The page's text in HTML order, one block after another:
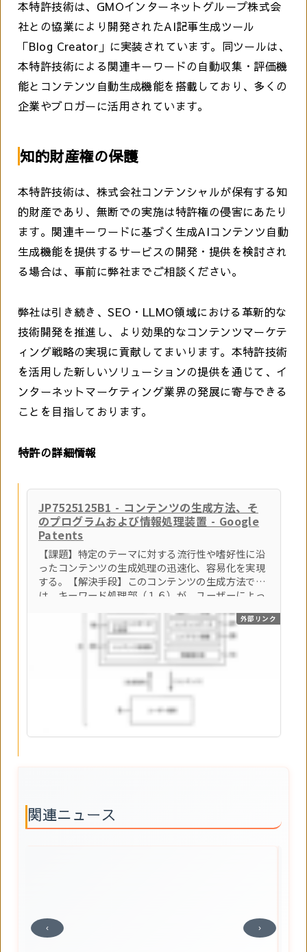
本特許技術は、GMOインターネットグループ株式会
社との協業により開発されたAI記事生成ツール
「Blog Creator」に実装されています。同ツールは、
本特許技術による関連キーワードの自動収集・評価機
能とコンテンツ自動生成機能を搭載しており、多くの
企業やブロガーに活用されています。
知的財産権の保護
本特許技術は、株式会社コンテンシャルが保有する知
的財産であり、無断での実施は特許権の侵害にあたり
ます。関連キーワードに基づく生成AIコンテンツ自動
生成機能を提供するサービスの開発・提供を検討され
る場合は、事前に弊社までご相談ください。
弊社は引き続き、SEO・LLMO領域における革新的な
技術開発を推進し、より効果的なコンテンツマーケテ
ィング戦略の実現に貢献してまいります。本特許技術
を活用した新しいソリューションの提供を通じて、イ
ンターネットマーケティング業界の発展に寄与できる
ことを目指しております。
特許の詳細情報
JP7525125B1 - コンテンツの生成方法、そ
のプログラムおよび情報処理装置 - Google
Patents
【課題】特定のテーマに対する流行性や嗜好性に沿
ったコンテンツの生成処理の迅速化、容易化を実現
する。【解決手段】このコンテンツの生成方法で
は、キーワード処理部（１６）が、ユーザーによっ
ードを収集し、抽出条件に適合する関連ワードを抽
出して生成した抽出ワード情報（２２）を記憶部
（１２）に記憶するとともに、抽出ワード情報をユ
ーザーに提供する工程と、コンテンツデータ生成部
（１８）が、ユーザーから受けた生成指示に基づい
て関連ワードを利用した１または複数のコンテンツ
データ（２４）を自動で生成し、または取得する工
程と、コンテンツ処理部（２０）が、コンテンツレ
外部リンク
関連ニュース
‹ ›